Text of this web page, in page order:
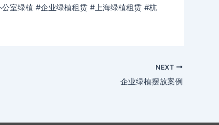
室绿植 #企业绿植租赁 #上海绿植租赁 #杭
NEXT
企业绿植摆放案例